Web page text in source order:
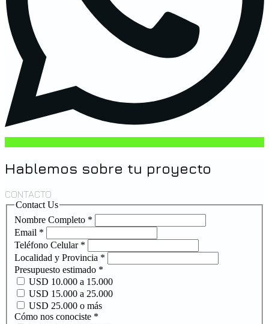
Hablemos sobre tu proyecto
CONTACTO
Contact Us
Nombre Completo *
Email *
Teléfono Celular *
Localidad y Provincia *
Presupuesto estimado *
USD 10.000 a 15.000
USD 15.000 a 25.000
USD 25.000 o más
Cómo nos conociste *